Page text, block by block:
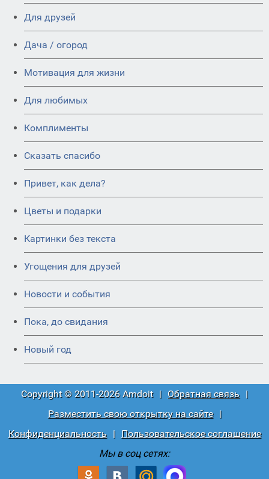
Для друзей
Дача / огород
Мотивация для жизни
Для любимых
Комплименты
Сказать спасибо
Привет, как дела?
Цветы и подарки
Картинки без текста
Угощения для друзей
Новости и события
Пока, до свидания
Новый год
Copyright © 2011-2026 Amdoit | Обратная связь |
Разместить свою открытку на сайте
|
Конфиденциальность
|
Пользовательское соглашение
Мы в соц сетях: